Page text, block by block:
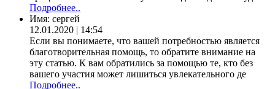
Подробнее..
Имя: сергей
12.01.2020 | 14:54
Если вы понимаете, что вашей потребностью является
благотворительная помощь, то обратите внимание на
эту статью. К вам обратились за помощью те, кто без
вашего участия может лишиться увлекательного де
Подробнее..